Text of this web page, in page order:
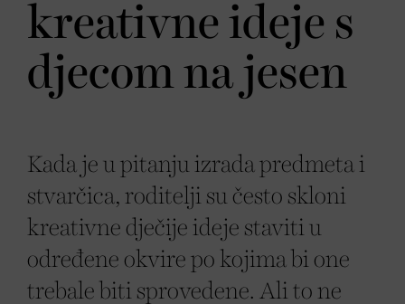
kreativne ideje s
djecom na jesen
Kada je u pitanju izrada predmeta i
stvarčica, roditelji su često skloni
kreativne dječije ideje staviti u
određene okvire po kojima bi one
trebale biti sprovedene. Ali to ne